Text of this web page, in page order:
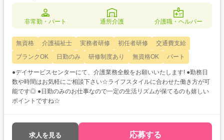
非常勤・パート 通所介護 介護職・ヘルパー
無資格 介護福祉士 実務者研修 初任者研修
交通費支給
ブランクOK
日勤のみ 研修制度あり 無資格OK パート
●デイサービスセンターにて、介護業務全般をお願いいたします! ●勤務日
数や時間はお気軽にご相談下さい☆ライフスタイルに合わせた働き方が可
能です◎ ●日勤のみのお仕事なので一定の生活リズムが保てるのも嬉しい
ポイントですね☆
求人を見る 応募する